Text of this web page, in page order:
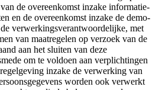
de overeenkomst inzake informatie-
en de overeenkomst inzake de demo-
verwerkingsverantwoordelijke, met
van maatregelen op verzoek van de
aan het sluiten van deze
om te voldoen aan verplichtingen
inzake de verwerking van
worden ook verwerkt